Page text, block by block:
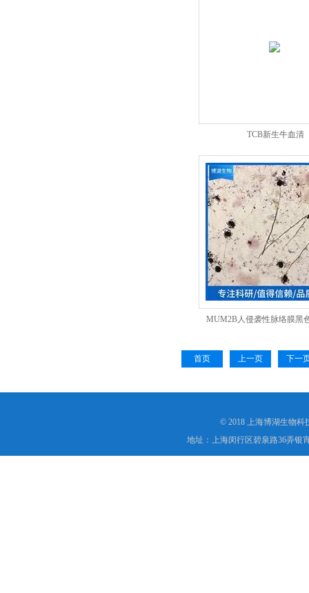
TCB新生牛血清
MUM2B人侵袭性脉络膜黑
首页 上一页 下一
© 2018 上海博湖生物科
地址：上海闵行区碧泉路36弄银